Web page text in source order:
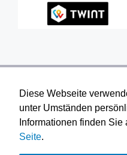
Diese Webseite
unter Umständen
Informationen finden Sie
Seite.